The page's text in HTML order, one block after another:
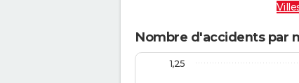
Nombre d'accidents par
1,25